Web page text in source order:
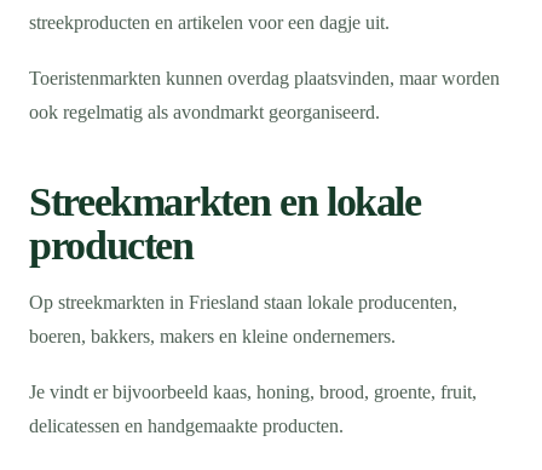
streekproducten en artikelen voor een dagje uit.
Toeristenmarkten kunnen overdag plaatsvinden, maar worden
ook regelmatig als avondmarkt georganiseerd.
Streekmarkten en lokale
producten
Op streekmarkten in Friesland staan lokale producenten,
boeren, bakkers, makers en kleine ondernemers.
Je vindt er bijvoorbeeld kaas, honing, brood, groente, fruit,
delicatessen en handgemaakte producten.